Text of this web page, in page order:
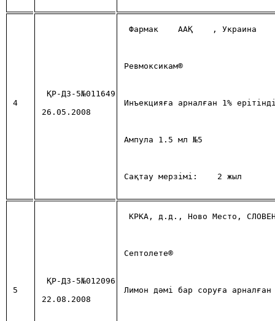
4
ҚР-ДЗ-5№011649
26.05.2008
Фармак ААҚ , Украина
Ревмоксикам®
Инъекцияға арналған 1%
Ампула 1.5 мл №5
Сақтау мерзiмi: 2 жыл
5
ҚР-ДЗ-5№012096
22.08.2008
КРКА, д.д., Ново Место,
Септолете®
Лимон дәмі бар соруға арналған